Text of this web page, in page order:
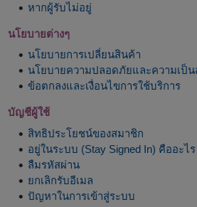
หากผู้รับไม่อยู่
นโยบายต่างๆ
นโยบายการเปลี่ยนสินค้า
นโยบายความปลอดภัยและความเป็
ข้อตกลงและเงื่อนไขการใช้บริการ
บัญชีผู้ใช้
สิทธิประโยชน์ของสมาชิก
อยู่ในระบบ (Stay Signed In) คืออะไร
ลืมรหัสผ่าน
ยกเลิกรับอีเมล
ปัญหาในการเข้าสู่ระบบ